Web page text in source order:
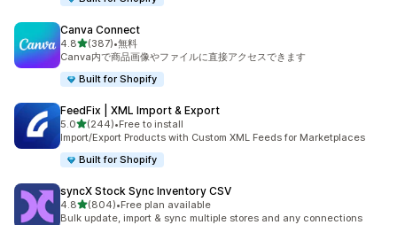
Canva Connect
4.85つ星中
(387)
合計レビュー数：387件
•無料
Canva内で商品画像やファイルに直接アクセスできます
Built for Shopify
FeedFix | XML Import & Export
5.05つ星中
(244)
合計レビュー数：244件
•Free to install
Import/Export Products with Custom XML Feeds for Marketplaces
Built for Shopify
syncX Stock Sync Inventory CSV
4.85つ星中
(804)
合計レビュー数：804件
•Free plan available
Bulk update, import & sync multiple stores and any connections